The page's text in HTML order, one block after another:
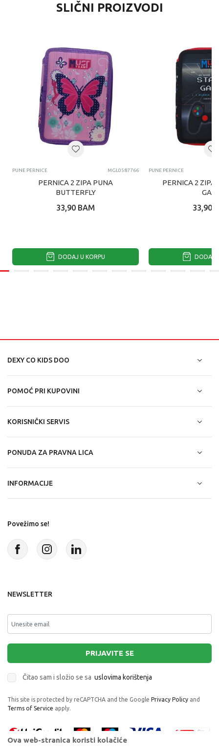
SLIČNI PROIZVODI
PUNE PERNICE MGL0587766
PERNICA 2 ZIPA PUNA
BUTTERFLY
33,90 BAM
DODAJ U KORPU
PUNE PERNICE
PERNICA 2 ZIPA
33,90
DODAJ
DEXY CO KIDS DOO
POMOĆ PRI KUPOVINI
KORISNIČKI SERVIS
PONUDA ZA PRAVNA LICA
INFORMACIJE
Povežimo se!
NEWSLETTER
PRIJAVITE SE
Čitao sam i složio se sa uslovima korištenja
This site is protected by reCAPTCHA and the Google Privacy Policy and
Terms of Service apply.
Ova web-stranica koristi kolačiće